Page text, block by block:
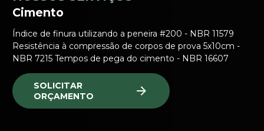
Cimento
Índice de finura utilizando a peneira #200 - NBR 11579
Resistência à compressão de corpos de prova 5x10cm -
NBR 7215 Tempos de pega do cimento - NBR 16607
SOLICITAR
ORÇAMENTO